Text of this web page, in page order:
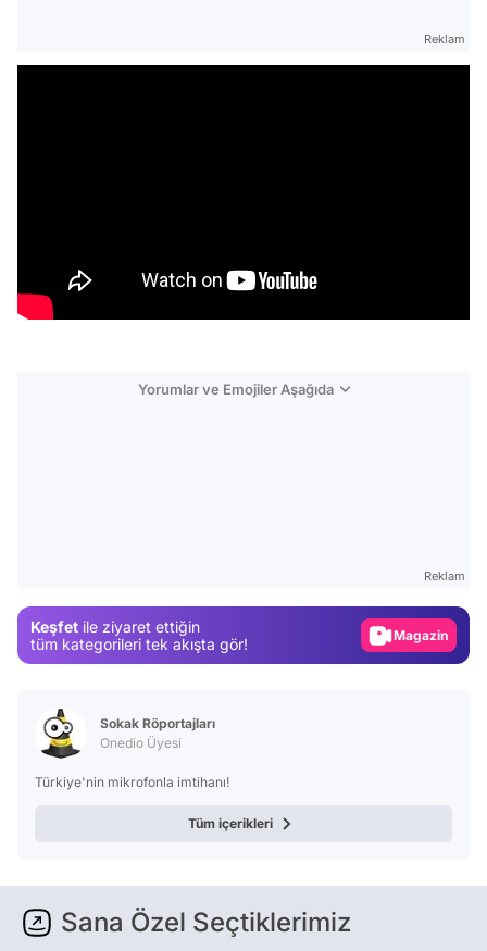
Reklam
Yorumlar ve Emojiler Aşağıda
Reklam
Keşfet ile ziyaret ettiğin
tüm kategorileri tek akışta gör!
Magazin
Sokak Röportajları
Onedio Üyesi
Türkiye'nin mikrofonla imtihanı!
Tüm içerikleri
Sana Özel Seçtiklerimiz